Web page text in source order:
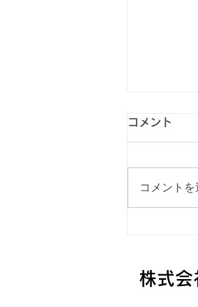
コメント
コメント
株式会